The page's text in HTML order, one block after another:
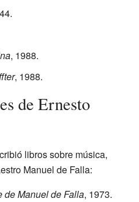
, 1988.
, 1988.
de Ernesto
libros sobre música,
Manuel de Falla:
de Manuel de Falla, 1973.